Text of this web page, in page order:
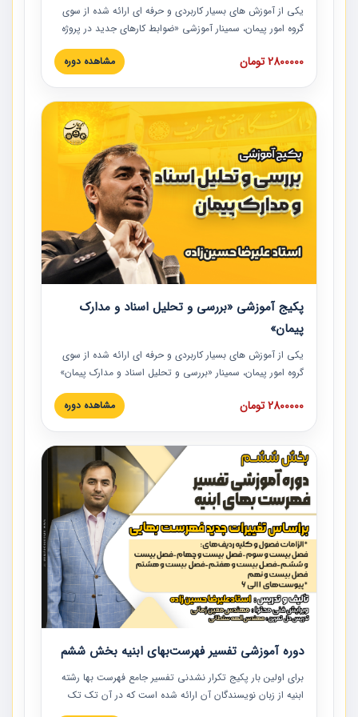
یکی از آموزش‏‏‏‏‏‏ های بسیار کاربردی و حرفه‏ ای ارائه شده از سوی
گروه امور پیمان، سمینار آموزشی «ضوابط کارهای جدید در پروژه
های عمرانی» چالش ها، تخلفات و راه حل ها با نگرش قراردادی
است که در محل سندیکای شرکت های ساختمانی کشور ارائه شد.
مدارک پیمان به همراه تجربیات عملی ارائه شده است.
2800000 تومان مشاهده دوره
پکیج آموزشی «بررسی و تحلیل اسناد و مدارک
پیمان»
یکی از آموزش‏‏‏‏‏‏ های بسیار کاربردی و حرفه‏ ای ارائه شده از سوی
گروه امور پیمان، سمینار «بررسی و تحلیل اسناد و مدارک پیمان»
است که در دانشگاه صنعتی شریف ارائه شد. در این آموزش
نکات کلیدی مربوط به اسناد و مدارک پیمان، اولویت بندی اسناد
پیمان به همراه تجربیات عملی در این خصوص ارائه شده است.
2800000 تومان مشاهده دوره
دوره آموزشی تفسیر فهرست‌بهای ابنیه بخش ششم
برای اولین بار پکیج تکرار نشدنی تفسیر جامع فهرست بها رشته
ابنیه از زبان نویسندگان آن ارائه شده است که در آن تک تک
ردیف ها و مطالب فهرست بها تفسیر و ارائه شده است. این